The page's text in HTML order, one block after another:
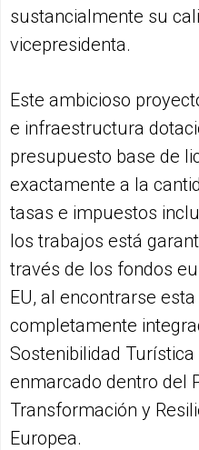
sustancialmente su
vicepresidenta.
Este ambicioso
e infraestructura
presupuesto base de
exactamente a la
tasas e impuestos
los trabajos está
través de los fondos
EU, al encontrarse
completamente
Sostenibilidad Turística
enmarcado dentro del
Transformación y
Europea.